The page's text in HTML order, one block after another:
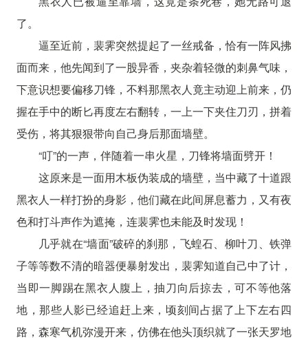
了。
逼至近前，裴霁突然提起了一丝戒备，恰有一阵风拂
面而来，他先闻到了一股异香，夹杂着轻微的刺鼻气味，
下意识想要偏移刀锋，不料那黑衣人竟主动迎上前来，仍
握在手中的断匕再度左右翻转，一上一下夹住刀刃，拼着
受伤，将其狠狠带向自己身后那面墙壁。
“叮”的一声，伴随着一串火星，刀锋将墙面劈开！
这原来是一面用木板伪装成的墙壁，当中藏了十道跟
黑衣人一样打扮的身影，他们藏在此间屏息蓄力，又有夜
色和打斗声作为遮掩，连裴霁也未能及时发现！
几乎就在“墙面”破碎的刹那，飞蝗石、柳叶刀、铁弹
子等等数不清的暗器便暴射发出，裴霁知道自己中了计，
当即一脚踢在黑衣人腹上，抽刀向后掠去，可不等他落
地，那些人影已经追赶上来，顷刻间占据了上下左右四
路，森寒气机弥漫开来，仿佛在他头顶织就了一张天罗地